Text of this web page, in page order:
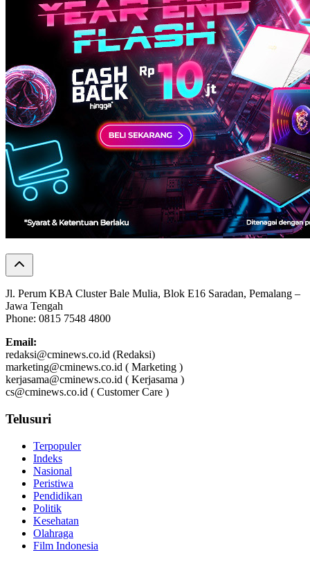
Jl. Perum KBA Cluster Bale Mulia, Blok E16 Saradan, Pemalang –
Jawa Tengah
Phone: 0815 7548 4800
Email:
redaksi@cminews.co.id (Redaksi)
marketing@cminews.co.id ( Marketing )
kerjasama@cminews.co.id ( Kerjasama )
cs@cminews.co.id ( Customer Care )
Telusuri
Terpopuler
Indeks
Nasional
Peristiwa
Pendidikan
Politik
Kesehatan
Olahraga
Film Indonesia